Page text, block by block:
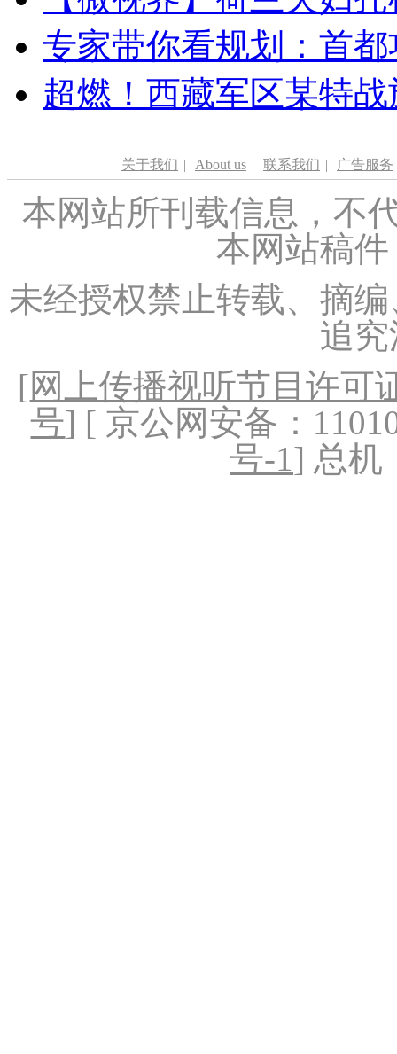
专家带你看规划：首
超燃！西藏军区某特
关于我们 | About us | 联系我们 | 广告服务
本网站所刊载信息，不
本网站稿
未经授权禁止转载、摘
追
[网上传播视听节目许可
号] [ 京公网安备：
号-1] 总机